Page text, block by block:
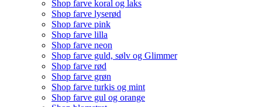
Shop farve koral og laks
Shop farve lyserød
Shop farve pink
Shop farve lilla
Shop farve neon
Shop farve guld, sølv og Glimmer
Shop farve rød
Shop farve grøn
Shop farve turkis og mint
Shop farve gul og orange